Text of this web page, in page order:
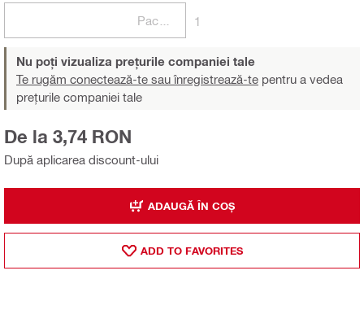
1
Nu poți vizualiza prețurile companiei tale
Te rugăm conectează-te sau înregistrează-te pentru a vedea
prețurile companiei tale
După aplicarea discount-ului
De la 3,74 RON
ADAUGĂ ÎN COȘ
ADD TO FAVORITES